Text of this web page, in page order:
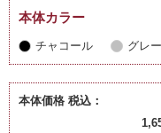
本体カラー
チャコール グレー
本体価格 税込：